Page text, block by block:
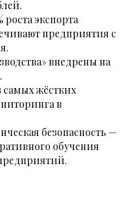
экспорта
предприятия с
внедрены на
жёстких
в
безопасность —
обучения